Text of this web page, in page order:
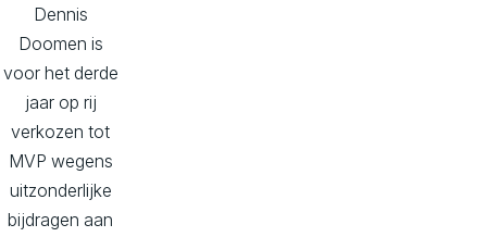
Dennis
Doomen is
voor het derde
jaar op rij
verkozen tot
MVP wegens
uitzonderlijke
bijdragen aan